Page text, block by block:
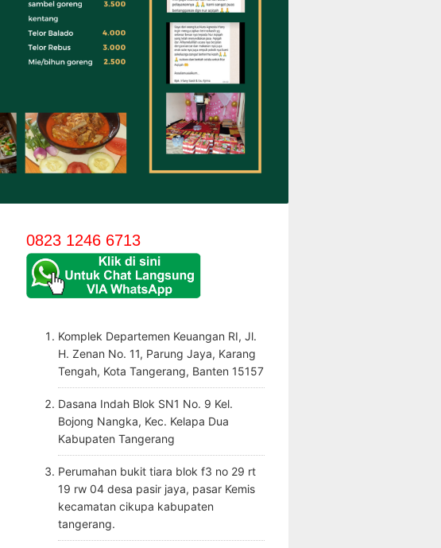
0823 1246 6713
Komplek Departemen Keuangan RI, Jl.
H. Zenan No. 11, Parung Jaya, Karang
Tengah, Kota Tangerang, Banten 15157
Dasana Indah Blok SN1 No. 9 Kel.
Bojong Nangka, Kec. Kelapa Dua
Kabupaten Tangerang
Perumahan bukit tiara blok f3 no 29 rt
19 rw 04 desa pasir jaya, pasar Kemis
kecamatan cikupa kabupaten
tangerang.